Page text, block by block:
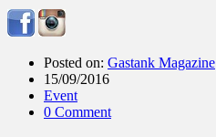
Posted on: Gastank Magazine
15/09/2016
Event
0 Comment